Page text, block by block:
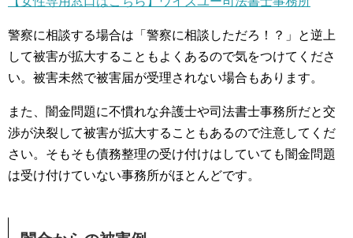
警察に相談する場合は「警察に相談しただろ！？」と逆上
して被害が拡大することもよくあるので気をつけてくださ
い。被害未然で被害届が受理されない場合もあります。
また、闇金問題に不慣れな弁護士や司法書士事務所だと交
渉が決裂して被害が拡大することもあるので注意してくだ
さい。そもそも債務整理の受け付けはしていても闇金問題
は受け付けていない事務所がほとんどです。